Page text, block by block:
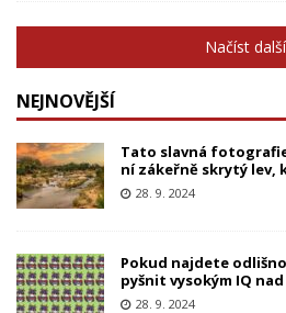
Načíst další
NEJNOVĚJŠÍ
Tato slavná
ní zákeřně skrytý lev,
28. 9. 2024
Pokud najdete
pyšnit vysokým IQ
28. 9. 2024